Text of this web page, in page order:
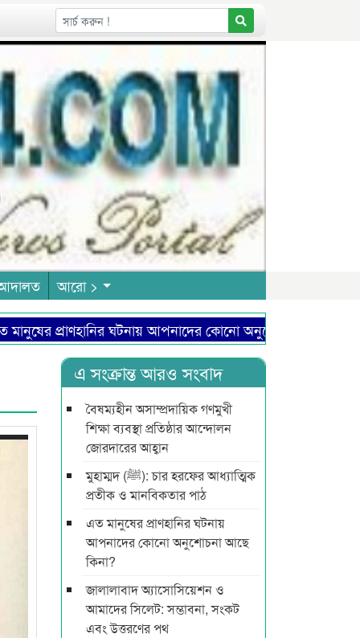
আরো >
প্রাণহানির ঘটনায় আপনাদের কোনো অনুশোচনা আছে কিনা?
এ সংক্রান্ত আরও সংবাদ
বৈষম্যহীন অসাম্প্রদায়িক গণমুখী
শিক্ষা ব্যবস্থা প্রতিষ্ঠার আন্দোলন
জোরদারের আহ্বান
মুহাম্মদ (ﷺ): চার হরফের আধ্যাত্মিক
প্রতীক ও মানবিকতার পাঠ
এত মানুষের প্রাণহানির ঘটনায়
আপনাদের কোনো অনুশোচনা আছে
কিনা?
জালালাবাদ অ্যাসোসিয়েশন ও
আমাদের সিলেট: সম্ভাবনা, সংকট
এবং উত্তরণের পথ